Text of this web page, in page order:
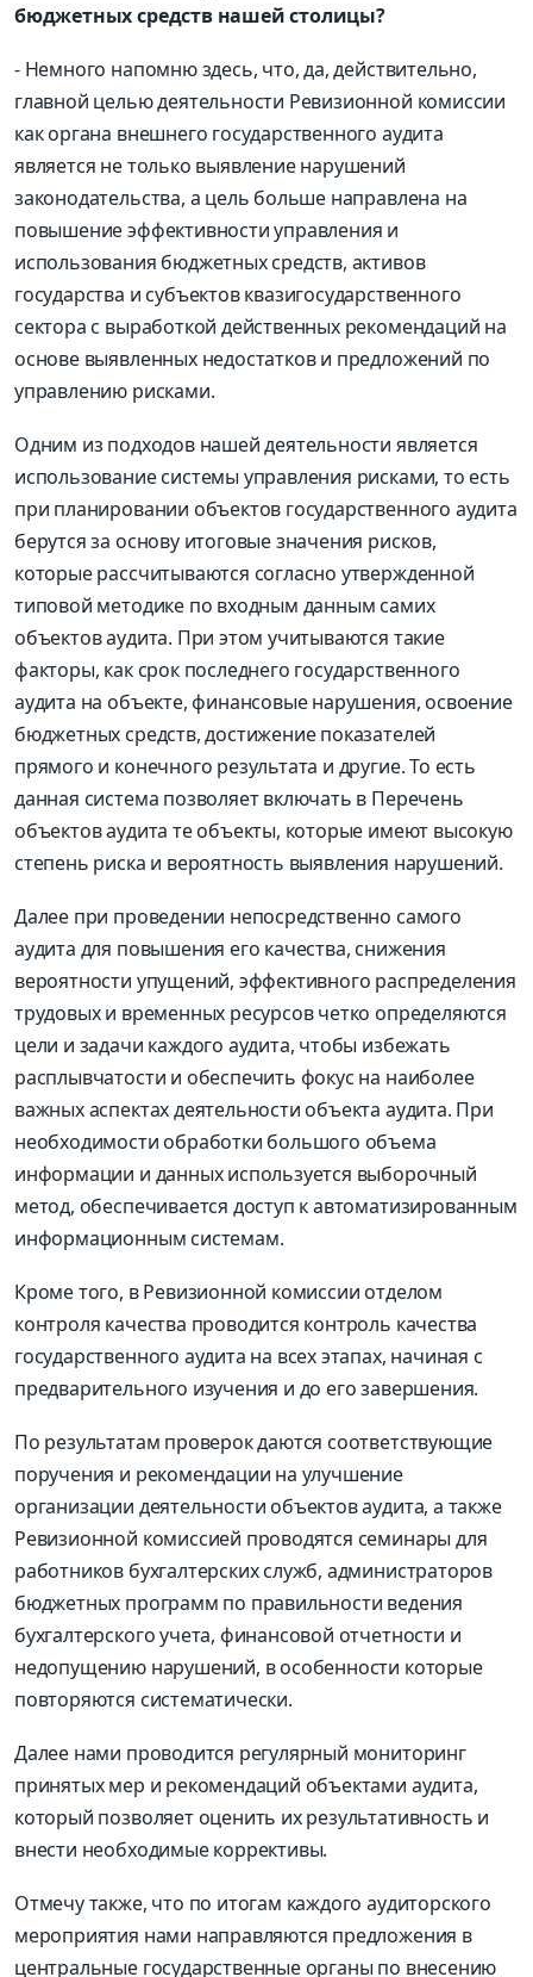
бюджетных средств нашей столицы?
- Немного напомню здесь, что, да, действительно,
главной целью деятельности Ревизионной комиссии
как органа внешнего государственного аудита
является не только выявление нарушений
законодательства, а цель больше направлена на
повышение эффективности управления и
использования бюджетных средств, активов
государства и субъектов квазигосударственного
сектора с выработкой действенных рекомендаций на
основе выявленных недостатков и предложений по
управлению рисками.
Одним из подходов нашей деятельности является
использование системы управления рисками, то есть
при планировании объектов государственного аудита
берутся за основу итоговые значения рисков,
которые рассчитываются согласно утвержденной
типовой методике по входным данным самих
объектов аудита. При этом учитываются такие
факторы, как срок последнего государственного
аудита на объекте, финансовые нарушения, освоение
бюджетных средств, достижение показателей
прямого и конечного результата и другие. То есть
данная система позволяет включать в Перечень
объектов аудита те объекты, которые имеют высокую
степень риска и вероятность выявления нарушений.
Далее при проведении непосредственно самого
аудита для повышения его качества, снижения
вероятности упущений, эффективного распределения
трудовых и временных ресурсов четко определяются
цели и задачи каждого аудита, чтобы избежать
расплывчатости и обеспечить фокус на наиболее
важных аспектах деятельности объекта аудита. При
необходимости обработки большого объема
информации и данных используется выборочный
метод, обеспечивается доступ к автоматизированным
информационным системам.
Кроме того, в Ревизионной комиссии отделом
контроля качества проводится контроль качества
государственного аудита на всех этапах, начиная с
предварительного изучения и до его завершения.
По результатам проверок даются соответствующие
поручения и рекомендации на улучшение
организации деятельности объектов аудита, а также
Ревизионной комиссией проводятся семинары для
работников бухгалтерских служб, администраторов
бюджетных программ по правильности ведения
бухгалтерского учета, финансовой отчетности и
недопущению нарушений, в особенности которые
повторяются систематически.
Далее нами проводится регулярный мониторинг
принятых мер и рекомендаций объектами аудита,
который позволяет оценить их результативность и
внести необходимые коррективы.
Отмечу также, что по итогам каждого аудиторского
мероприятия нами направляются предложения в
центральные государственные органы по внесению